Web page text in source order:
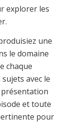
explorer les
une
le domaine
chaque
avec le
et toute
pour